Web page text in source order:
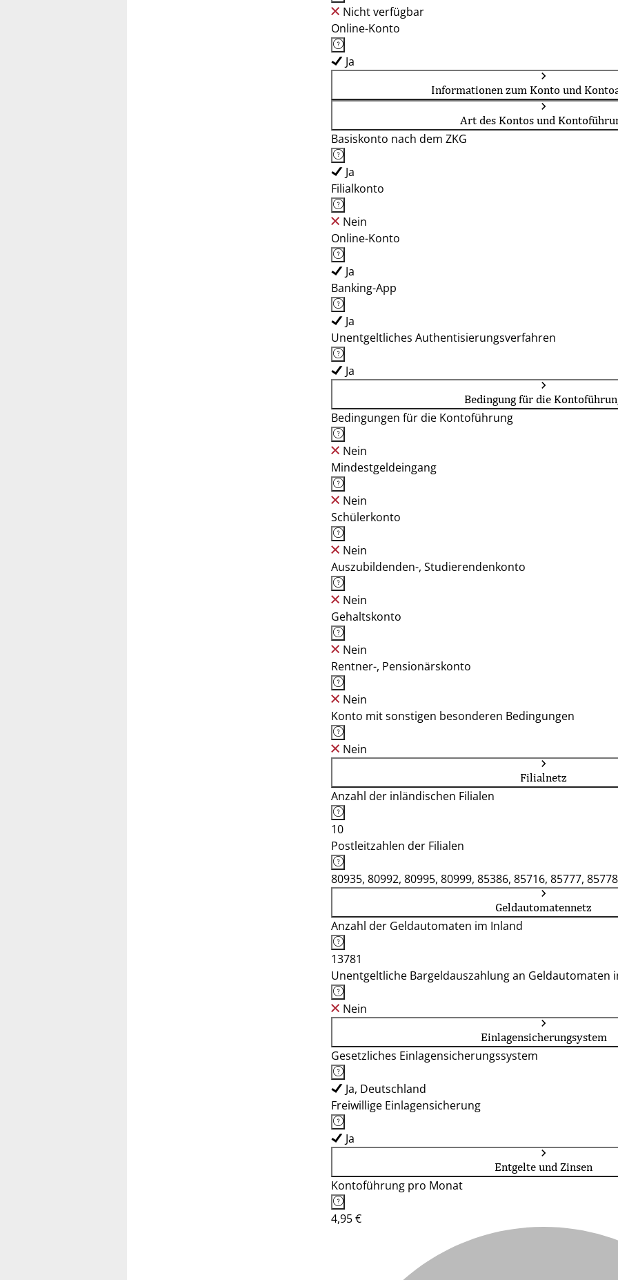
Nicht verfügbar
Online-Konto
Ja
Informationen zum Konto und
Art des Kontos und
Basiskonto nach dem ZKG
Ja
Filialkonto
Nein
Online-Konto
Ja
Banking-App
Ja
Unentgeltliches Authentisierungsverfahren
Ja
Bedingung für die
Bedingungen für die Kontoführung
Nein
Mindestgeldeingang
Nein
Schülerkonto
Nein
Auszubildenden-, Studierendenkonto
Nein
Gehaltskonto
Nein
Rentner-, Pensionärskonto
Nein
Konto mit sonstigen besonderen Bedingungen
Nein
Filialnetz
Anzahl der inländischen Filialen
10
Postleitzahlen der Filialen
80935, 80992, 80995, 80999, 85386, 85716, 85777, 85778
Geldautomatennetz
Anzahl der Geldautomaten im Inland
13781
Unentgeltliche Bargeldauszahlung an Geldautomaten
Nein
Einlagensicherungsystem
Gesetzliches Einlagensicherungssystem
Ja, Deutschland
Freiwillige Einlagensicherung
Ja
Entgelte und Zinsen
Kontoführung pro Monat
4,95 €